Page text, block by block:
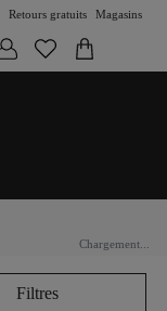
Retours gratuits Magasins
Chargement...
Filtres